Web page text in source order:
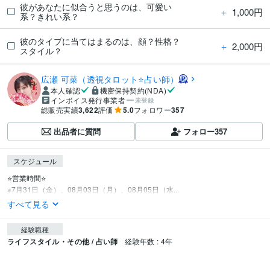
彼があなたに似合うと思うのは、可愛い
系？きれい系？
＋ 1,000円
彼のタイプに当てはまるのは、顔？性格？
スタイル？
＋ 2,000円
広瀬 可菜（透視タロット⭐占い師）
本人確認
機密保持契約(NDA)
インボイス発行事業者
未登録
総販売実績3,622評価 5.0フォロワー357
出品者に質問 フォロー357
スケジュール
⭐️営業時間⭐
※7月31日（金）、08月03日（月）、08月05日（水...
すべて見る
経験職種
ライフスタイル・その他 / 占い師 経験年数 : 4年